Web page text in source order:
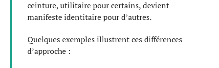
ceinture, utilitaire pour certains, devient
manifeste identitaire pour d’autres.
Quelques exemples illustrent ces différences
d’approche :